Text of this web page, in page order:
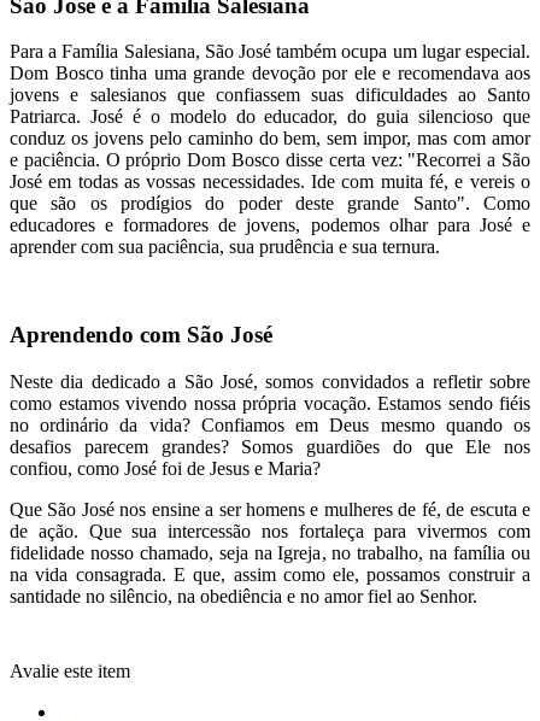
Para a Família Salesiana, São José também ocupa um lugar especial.
Dom Bosco tinha uma grande devoção por ele e recomendava aos
jovens e salesianos que confiassem suas dificuldades ao Santo
Patriarca. José é o modelo do educador, do guia silencioso que
conduz os jovens pelo caminho do bem, sem impor, mas com amor
e paciência. O próprio Dom Bosco disse certa vez: "Recorrei a São
José em todas as vossas necessidades. Ide com muita fé, e vereis o
que são os prodígios do poder deste grande Santo". Como
educadores e formadores de jovens, podemos olhar para José e
aprender com sua paciência, sua prudência e sua ternura.
Aprendendo com São José
Neste dia dedicado a São José, somos convidados a refletir sobre
como estamos vivendo nossa própria vocação. Estamos sendo fiéis
no ordinário da vida? Confiamos em Deus mesmo quando os
desafios parecem grandes? Somos guardiões do que Ele nos
confiou, como José foi de Jesus e Maria?
Que São José nos ensine a ser homens e mulheres de fé, de escuta e
de ação. Que sua intercessão nos fortaleça para vivermos com
fidelidade nosso chamado, seja na Igreja, no trabalho, na família ou
na vida consagrada. E que, assim como ele, possamos construir a
santidade no silêncio, na obediência e no amor fiel ao Senhor.
Avalie este item